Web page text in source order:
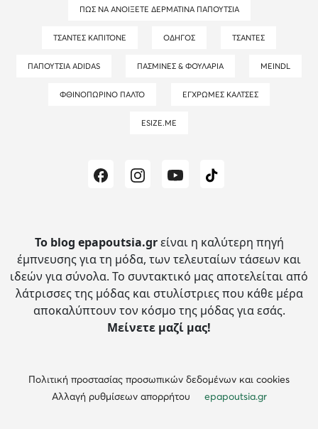
ΠΏΣ ΝΑ ΑΝΟΊΞΕΤΕ ΔΕΡΜΆΤΙΝΑ ΠΑΠΟΎΤΣΙΑ
ΤΣΆΝΤΕΣ ΚΑΠΙΤΟΝΈ ΟΔΗΓΌΣ ΤΣΆΝΤΕΣ
ΠΑΠΟΎΤΣΙΑ ADIDAS ΠΑΣΜΊΝΕΣ & ΦΟΥΛΆΡΙΑ MEINDL
ΦΘΙΝΟΠΩΡΙΝΌ ΠΑΛΤΌ ΈΓΧΡΩΜΕΣ ΚΆΛΤΣΕΣ
ESIZE.ME
Το blog epapoutsia.grείναι η καλύτερη πηγή
έμπνευσης για τη μόδα, των τελευταίων τάσεων και
ιδεών για σύνολα. Το συντακτικό μας αποτελείται από
λάτρισσες της μόδας και στυλίστριες που κάθε μέρα
αποκαλύπτουν τον κόσμο της μόδας για εσάς.
Μείνετε μαζί μας!
Πολιτική προστασίας προσωπικών δεδομένων και cookies
Αλλαγή ρυθμίσεων απορρήτου
epapoutsia.gr